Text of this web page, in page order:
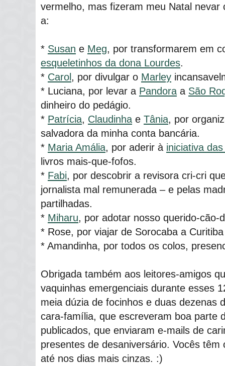
vermelho, mas fizeram meu Natal nevar
a:
* Susan e Meg, por transformarem em
esqueletinhos da dona Lourdes.
* Carol , por divulgar o Marley
* Luciana, por levar a Pandora a São
dinheiro do pedágio.
* Patrícia, Claudinha e Tânia, por
salvadora da minha conta bancária.
* Maria Amália, por aderir à iniciativa
livros mais-que-fofos.
* Fabi, por descobrir a revisora cri-cri
jornalista mal remunerada – e pelas
partilhadas.
* Miharu, por adotar nosso querido-cão-
* Rose, por viajar de Sorocaba a
* Amandinha, por todos os colos,
Obrigada também aos leitores-amigos
vaquinhas emergenciais durante esses
meia dúzia de focinhos e duas dezenas
cara-família, que escreveram boa parte
publicados, que enviaram e-mails de
presentes de desaniversário. Vocês
até nos dias mais cinzas. :)